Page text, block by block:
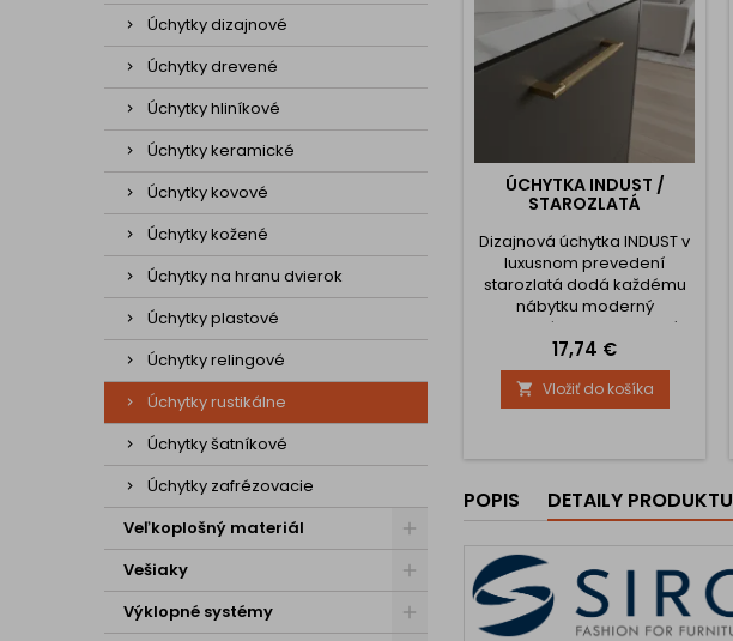
Úchytky dizajnové
Úchytky drevené
Úchytky hliníkové
Úchytky keramické
Úchytky kovové
Úchytky kožené
Úchytky na hranu dvierok
Úchytky plastové
Úchytky relingové
Úchytky rustikálne
Úchytky šatníkové
Úchytky zafrézovacie
Veľkoplošný materiál
Vešiaky
Výklopné systémy
ÚCHYTKA INDUST /
STAROZLATÁ
Dizajnová úchytka INDUST v
luxusnom prevedení
starozlatá dodá každému
nábytku moderný
industriálny aj elegantný
charakter. Ryhovaný
(knurled) povrch
zabezpečuje prémiový
vzhľad a pevný úchop.
prevedenie zaručuje dlhú
pri každodennom
používaní. Ideálna pre
či kúpeľňový nábytok –
všade...
Cena
17,74 €
 Vložiť do košíka
POPIS DETAILY PRODUKTU